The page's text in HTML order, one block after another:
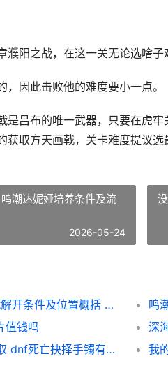
濮阳之战，在这一关无论选啥子
因此击败他的难度要小一点。
是吕布的唯一武器，只要在虎
取方天画戟，关卡难度提议选
潮达妮娅培养条件及流
2026-05-24
真三国无双起源方天画戟解开条件及位置概括 真三国无双起源if线开启方法
值钱吗
dnf死亡抉择手镯如何获取 dnf死亡抉择手镯有什么用
我